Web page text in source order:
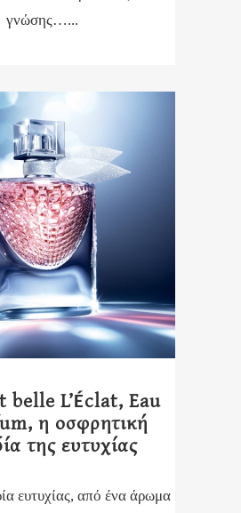
γνώσης…...
belle L’Éclat, Eau
η οσφρητική
της ευτυχίας
ευτυχίας, από ένα άρωμα